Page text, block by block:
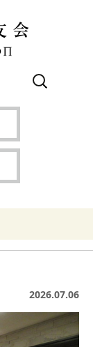
検
索:
2026.07.06